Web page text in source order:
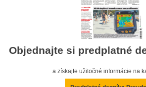
Objednajte si predplatné
a získajte užitočné informácie na